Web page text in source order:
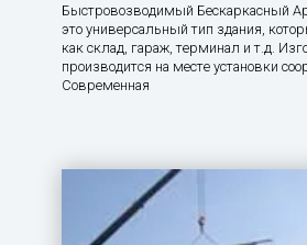
Быстровозводимый Бескаркасный
это универсальный тип здания,
как склад, гараж, терминал и т.д.
производится на месте установки
Современная